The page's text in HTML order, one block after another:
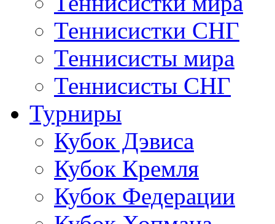
Теннисистки СНГ
Теннисисты мира
Теннисисты СНГ
Турниры
Кубок Дэвиса
Кубок Кремля
Кубок Федерации